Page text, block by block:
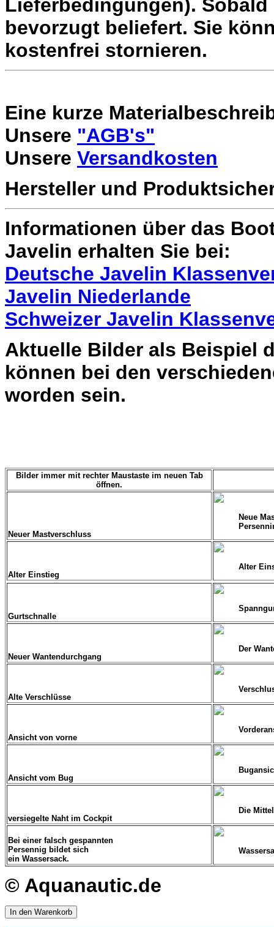
Lieferbedingungen).
bevorzugt beliefert. Sie
kostenfrei stornieren.
Eine kurze
Unsere "AGB's"
Unsere Versandkosten
Hersteller und
Informationen über das
Javelin erhalten Sie bei:
Deutsche Javelin
Javelin Niederlande
Schweizer Javelin
Aktuelle Bilder als Beispiel
können bei den
worden sein.
Bilder immer mit rechter Maustaste im neuen Tab
öffnen.
Neuer Mastverschluss
Neue
Alter Einstieg
Alter
Gurtschnalle
Neuer Wantendurchgang
Der
Alte Verschlüsse
Ansicht von vorne
Ansicht vom Bug
versiegelte Naht im Cockpit
Die
Bei einer falsch gespannten
Persennig bildet sich
ein Wassersack.
© Aquanautic.de
In den Warenkorb